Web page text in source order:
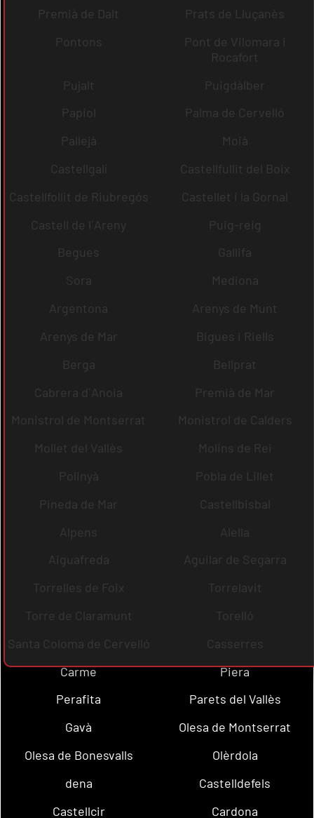
Premià de Dalt
Prats de Lluçanès
Pontons
Pont de Vilomara i
Rocafort
Pujalt
Puigdàlber
Papiol
Palma de Cervelló
Pallejà
Moià
Castellgalí
Castellfullit del Boix
Castellfollit de Riubregós
Castellet i la Gornal
Castell de l´Areny
Puig-reig
Begues
Gallifa
Sora
Mediona
Argentona
Arenys de Munt
Arenys de Mar
Bigues i Riells
Berga
Bellprat
Cabrera d´Anoia
Premià de Mar
Monistrol de Montserrat
Monistrol de Calders
Mollet del Vallès
Molins de Rei
Polinyà
Pobla de Lillet
Pineda de Mar
Castellbisbal
Alpens
Alella
Aiguafreda
Aguilar de Segarra
Torrelles de Foix
Torrelavit
Torre de Claramunt
Torelló
Santa Coloma de Cervelló
Casserres
Carme
Piera
Perafita
Parets del Vallès
Gavà
Olesa de Montserrat
Olesa de Bonesvalls
Olèrdola
dena
Castelldefels
Castellcir
Cardona